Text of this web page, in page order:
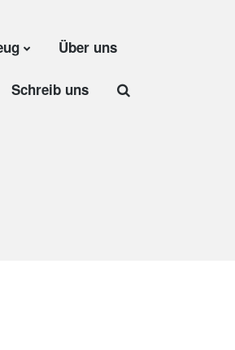
Über uns
Schreib uns